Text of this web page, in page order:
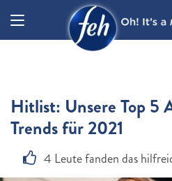
Hitlist: Unsere Top 5
Trends für 2021
4 Leute fanden das